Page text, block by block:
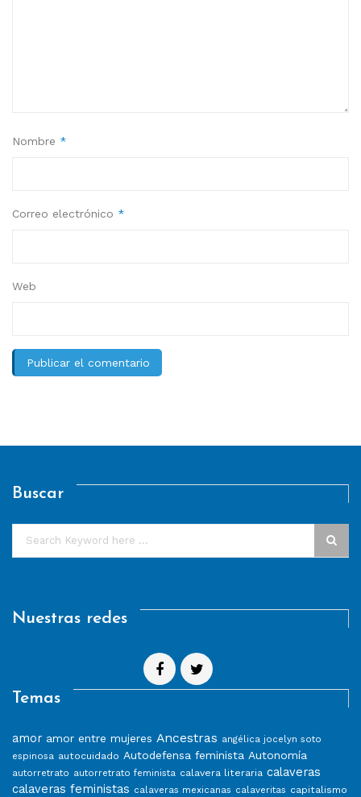
Nombre *
Correo electrónico *
Web
Buscar
Nuestras redes
Temas
amor amor entre mujeres Ancestras angélica jocelyn soto
espinosa autocuidado Autodefensa feminista Autonomía
autorretrato autorretrato feminista calavera literaria calaveras
calaveras feministas calaveras mexicanas calaveritas capitalismo